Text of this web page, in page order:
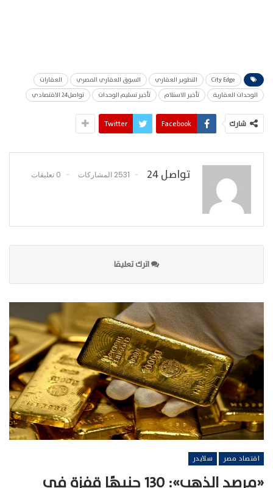
City Edge التطوير العقاري السوق العقاري المصري
العقارات
الوحدات العقارية
تأخير الاستلام تأخير تسليم الوحدات تواصل24 الاقتصادي
شارك Facebook
Twitter
تواصل 24 2531 المشاركات 0 تعليقات
اترك تعليقا
اقتصاد مصر سلايدر
«مرصد الذهب»: 130 جنيهًا قفزة في